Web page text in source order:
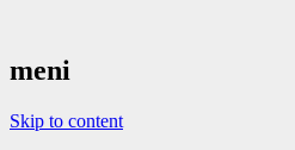
meni
Skip to content